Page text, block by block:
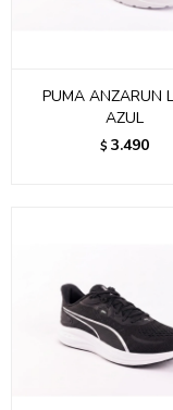
PUMA ANZARUN
AZUL
$ 3.490